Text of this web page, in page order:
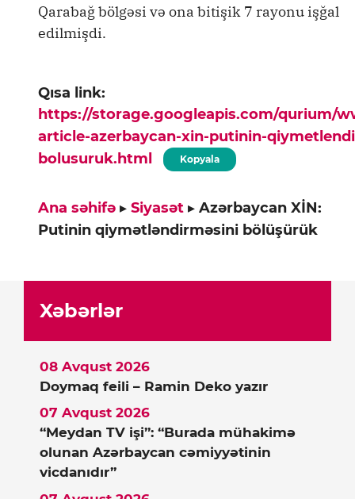
Qarabağ bölgəsi və ona bitişik 7 rayonu işğal
edilmişdi.
Qısa link:
https://storage.googleapis.com/qurium/
article-azerbaycan-xin-putinin-
bolusuruk.html
Kopyala
Ana səhifə ▸ Siyasət ▸ Azərbaycan XİN:
Putinin qiymətləndirməsini bölüşürük
Xəbərlər
Doymaq feili – Ramin Deko yazır
08 Avqust 2026
“Meydan TV işi”: “Burada mühakimə
olunan Azərbaycan cəmiyyətinin
vicdanıdır”
07 Avqust 2026